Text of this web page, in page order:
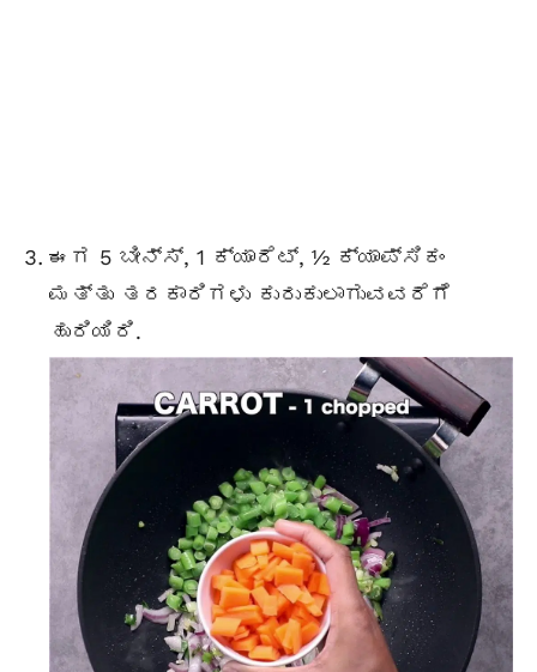
ಈಗ 5 ಬೀನ್ಸ್, 1 ಕ್ಯಾರೆಟ್, ½ ಕ್ಯಾಪ್ಸಿಕಂ
ಮತ್ತು ತರಕಾರಿಗಳು ಕುರುಕುಲಾಗುವವರೆಗೆ
ಹುರಿಯಿರಿ.